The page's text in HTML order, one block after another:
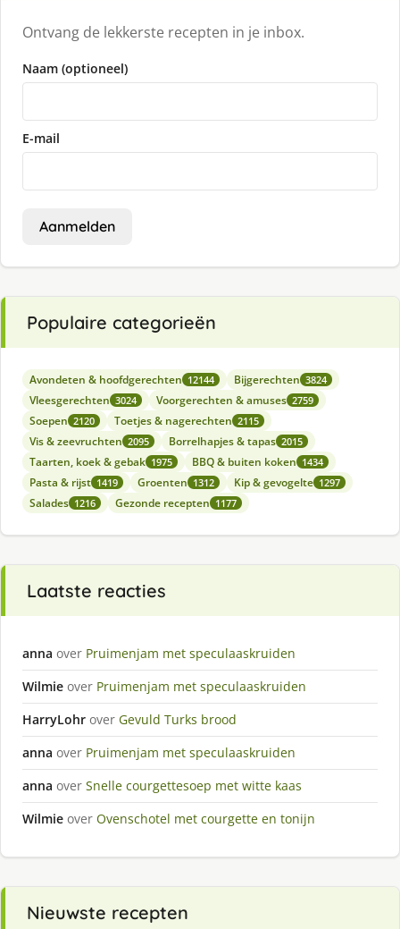
Ontvang de lekkerste recepten in je inbox.
Naam (optioneel)
E-mail
Aanmelden
Populaire categorieën
Avondeten & hoofdgerechten 12144 Bijgerechten 3824
Vleesgerechten 3024 Voorgerechten & amuses 2759
Soepen 2120 Toetjes & nagerechten 2115
Vis & zeevruchten 2095 Borrelhapjes & tapas 2015
Taarten, koek & gebak 1975 BBQ & buiten koken 1434
Pasta & rijst 1419 Groenten 1312 Kip & gevogelte 1297
Salades 1216 Gezonde recepten 1177
Laatste reacties
anna over Pruimenjam met speculaaskruiden
Wilmie over Pruimenjam met speculaaskruiden
HarryLohr over Gevuld Turks brood
anna over Pruimenjam met speculaaskruiden
anna over Snelle courgettesoep met witte kaas
Wilmie over Ovenschotel met courgette en tonijn
Nieuwste recepten